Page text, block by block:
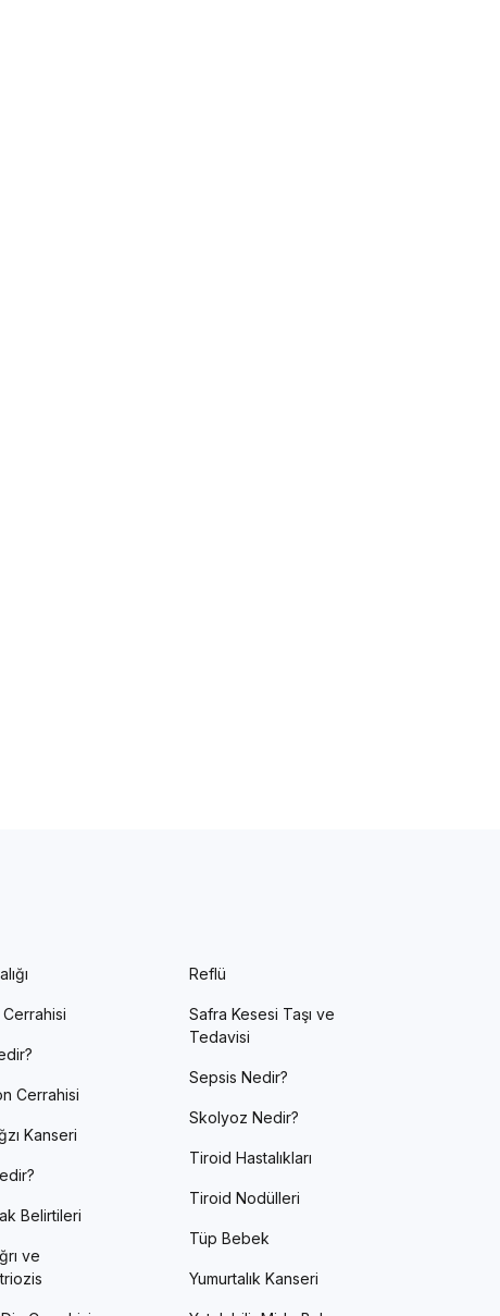
Cerrahisi
Kanseri
Belirtileri
ve
Reflü
Safra Kesesi Taşı ve
Tedavisi
Sepsis Nedir?
Skolyoz Nedir?
Tiroid Hastalıkları
Tiroid Nodülleri
Tüp Bebek
Yumurtalık Kanseri